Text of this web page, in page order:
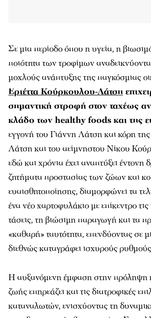
Σε μια περίοδο όπου η υγεία, η
ποιότητα των τροφίμων
μοχλούς ανάπτυξης της παγκόσμιας
Εριέττα Κούρκουλου-Λάτση
σημαντική στροφή στον ταχέως
κλάδο των healthy foods και της
εγγονή του Γιάννη Λάτση και κόρη
Λάτση και του αείμνηστου Νίκου
εδώ και χρόνια έχει αναπτύξει
ζητήματα προστασίας των ζώων και
ευαισθητοποίησης, διαμορφώνει τα
ένα νέο χαρτοφυλάκιο με επίκεντρο τις
τάσεις, τη βιώσιμη παραγωγή και τα
«καθαρή» ταυτότητα, επενδύοντας σε
διεθνώς καταγράφει ισχυρούς
Η αυξανόμενη έμφαση στην πρόληψη
ζωής επηρεάζει και τις διατροφικές
καταναλωτών, ενισχύοντας τη